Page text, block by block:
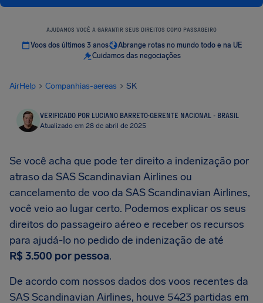
AJUDAMOS VOCÊ A GARANTIR SEUS DIREITOS COMO PASSAGEIRO
Voos dos últimos 3 anos
Abrange rotas no mundo todo e na UE
Cuidamos das negociações
AirHelp Companhias-aereas SK
VERIFICADO POR LUCIANO BARRETO·GERENTE NACIONAL - BRASIL
Atualizado em 28 de abril de 2025
Se você acha que pode ter direito a indenização por
atraso da SAS Scandinavian Airlines ou
cancelamento de voo da SAS Scandinavian Airlines,
você veio ao lugar certo. Podemos explicar os seus
direitos do passageiro aéreo e receber os recursos
para ajudá-lo no pedido de indenização de até
R$ 3.500 por pessoa.
De acordo com nossos dados dos voos recentes da
SAS Scandinavian Airlines, houve 5423 partidas em